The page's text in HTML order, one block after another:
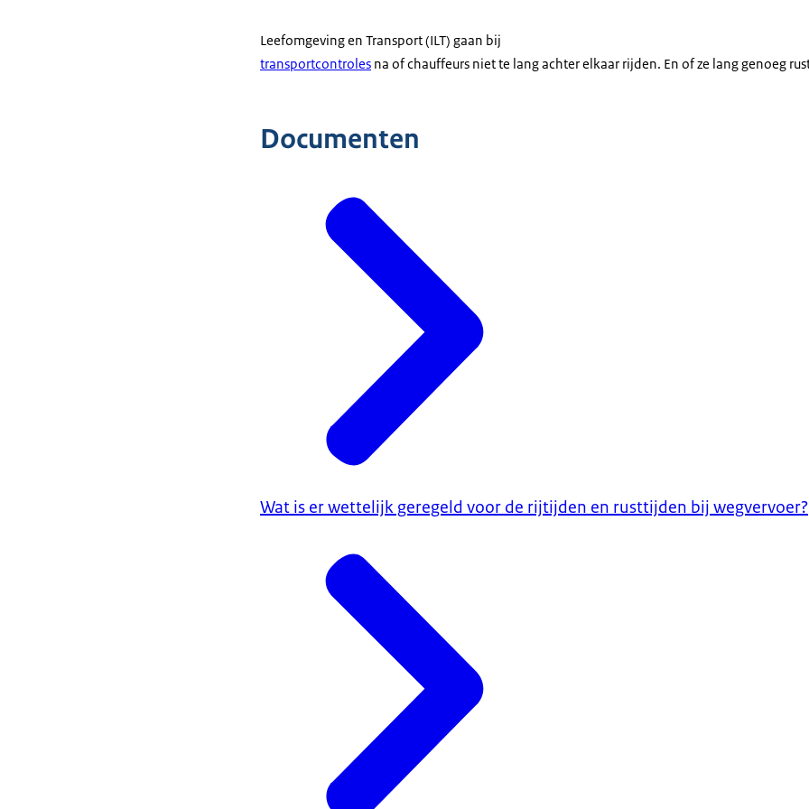
Leefomgeving en Transport (ILT) gaan bij
transportcontroles na of chauffeurs niet te lang achter elkaar rijden. En of ze lang genoeg
Documenten
Wat is er wettelijk geregeld voor de rijtijden en rusttijden bij wegvervoer?